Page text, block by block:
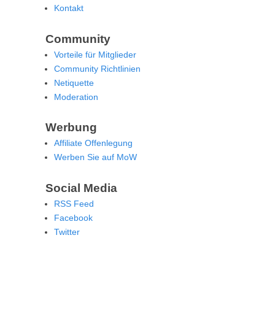
Kontakt
Community
Vorteile für Mitglieder
Community Richtlinien
Netiquette
Moderation
Werbung
Affiliate Offenlegung
Werben Sie auf MoW
Social Media
RSS Feed
Facebook
Twitter